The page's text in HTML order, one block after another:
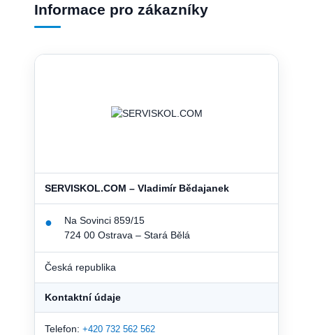
Informace pro zákazníky
SERVISKOL.COM – Vladimír Bědajanek
●
Na Sovinci 859/15
724 00 Ostrava – Stará Bělá
Česká republika
Kontaktní údaje
Telefon: +420 732 562 562